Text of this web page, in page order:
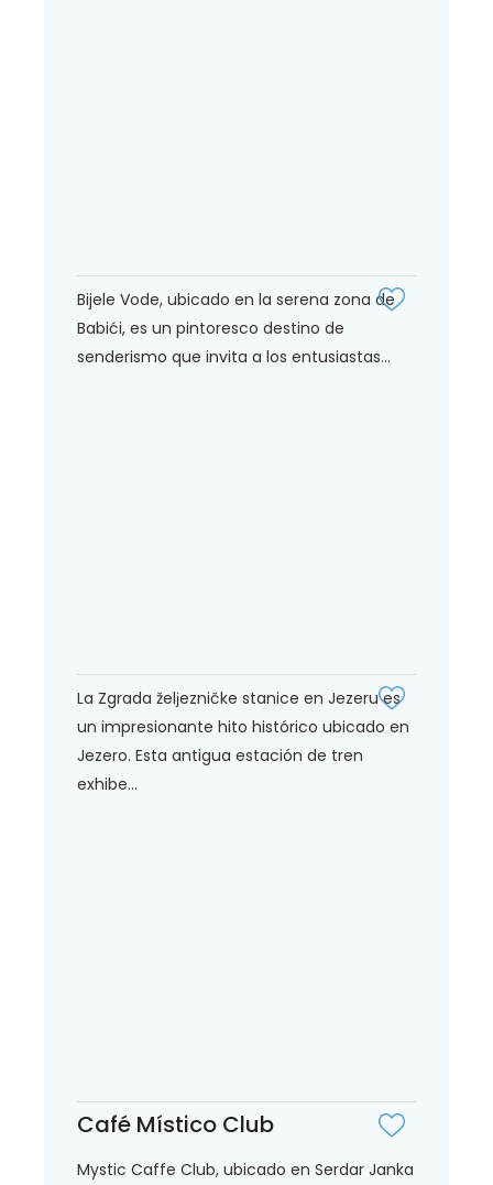
Bijele Vode, ubicado en la serena zona de
Babići, es un pintoresco destino de
senderismo que invita a los entusiastas...
La Zgrada želјezničke stanice en Jezeru es
un impresionante hito histórico ubicado en
Jezero. Esta antigua estación de tren
exhibe...
Café Místico Club
Mystic Caffe Club, ubicado en Serdar Janka